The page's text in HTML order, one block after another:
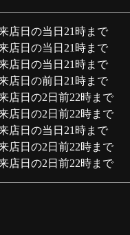
店日の当日21時まで
店日の当日21時まで
店日の当日21時まで
店日の前日21時まで
店日の2日前22時まで
店日の2日前22時まで
店日の当日21時まで
日の2日前22時まで
店日の2日前22時まで